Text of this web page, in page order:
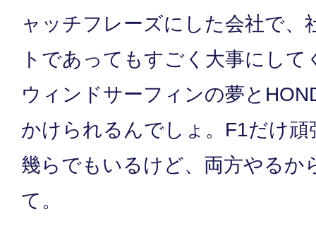
ャッチフレーズにした会社で、
トであってもすごく大事にし
ウィンドサーフィンの夢と
かけられるんでしょ。F1だけ
幾らでもいるけど、両方やるか
て。